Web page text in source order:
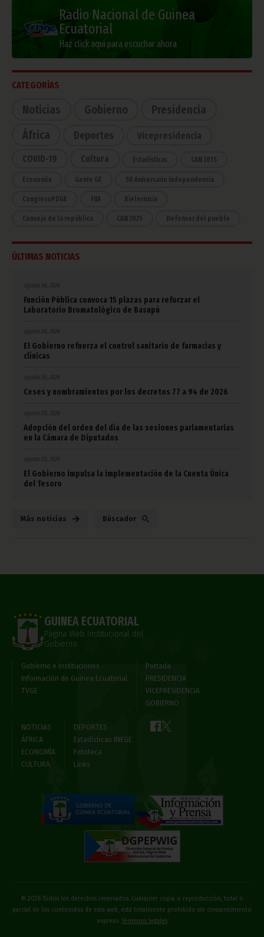
Radio Nacional de Guinea
Ecuatorial
Haz click aquí para escuchar ahora
CATEGORÍAS
Noticias Gobierno
Presidencia
África
Deportes Vicepresidencia
COVID-19 Cultura Estadísticas CAN 2015
Economía Gente GE 50 Aniversario Independencia
CongresoPDGE FIJA Bielorrusia
Consejo de la república CAN 2025 Defensor del pueblo
ÚLTIMAS NOTICIAS
agosto 06, 2026
Función Pública convoca 15 plazas para reforzar el
Laboratorio Bromatológico de Basupú
agosto 06, 2026
El Gobierno refuerza el control sanitario de farmacias y
clínicas
agosto 06, 2026
Ceses y nombramientos por los decretos 77 a 94 de 2026
agosto 05, 2026
Adopción del orden del día de las sesiones parlamentarias
en la Cámara de Diputados
agosto 05, 2026
El Gobierno impulsa la implementación de la Cuenta Única
del Tesoro
Más noticias Búscador
GUINEA ECUATORIAL
Página Web Institucional del
Gobierno
Gobierno e Instituciones
Información de Guinea Ecuatorial
TVGE
Portada
PRESIDENCIA
VICEPRESIDENCIA
GOBIERNO
NOTICIAS
ÁFRICA
ECONOMÍA
CULTURA
DEPORTES
Estadísticas INEGE
Fototeca
Links
© 2026 Todos los derechos reservados. Cualquier copia o reproducción, total o
parcial de los contenidos de esta web, está totalmente prohibido sin consentimiento
expreso Términos legales